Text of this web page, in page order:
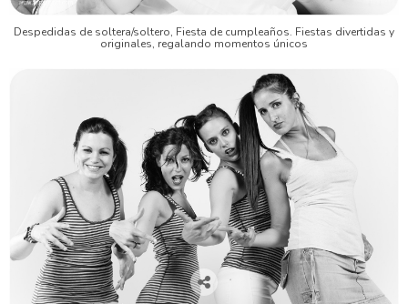
Despedidas de soltera/soltero, Fiesta de cumpleaños. Fiestas divertidas y
originales, regalando momentos únicos